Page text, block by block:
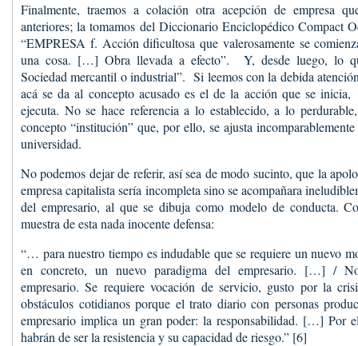
Finalmente, traemos a colación otra acepción de empresa
anteriores; la tomamos del Diccionario Enciclopédico Compact
“EMPRESA f. Acción dificultosa que valerosamente se
una cosa. […] Obra llevada a efecto”. Y, desde luego, lo
Sociedad mercantil o industrial”. Si leemos con la debida
acá se da al concepto acusado es el de la acción que se
ejecuta. No se hace referencia a lo establecido, a lo
concepto “institución” que, por ello, se ajusta
universidad.
No podemos dejar de referir, así sea de modo sucinto, que la
empresa capitalista sería incompleta sino se acompañara
del empresario, al que se dibuja como modelo de conducta.
muestra de esta nada inocente defensa:
“… para nuestro tiempo es indudable que se requiere un nuevo
en concreto, un nuevo paradigma del empresario. […] /
empresario. Se requiere vocación de servicio, gusto por la
obstáculos cotidianos porque el trato diario con personas
empresario implica un gran poder: la responsabilidad. […] Por
habrán de ser la resistencia y su capacidad de riesgo.” [6]